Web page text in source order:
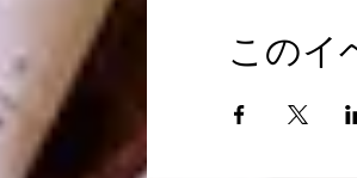
このイ